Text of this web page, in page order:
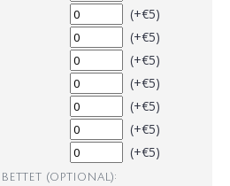
(+€5)
(+€5)
(+€5)
(+€5)
(+€5)
(+€5)
(+€5)
(optional):